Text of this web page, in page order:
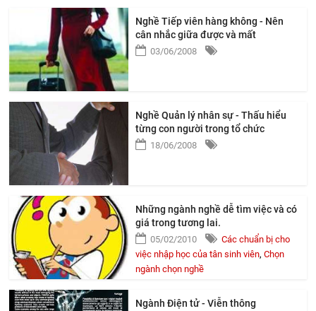
Nghề Tiếp viên hàng không - Nên
cân nhắc giữa được và mất
03/06/2008
Nghề Quản lý nhân sự - Thấu hiểu
từng con người trong tổ chức
18/06/2008
Những ngành nghề dễ tìm việc và có
giá trong tương lai.
05/02/2010
Các chuẩn bị cho
việc nhập học của tân sinh viên, Chọn
ngành chọn nghề
Ngành Điện tử - Viễn thông